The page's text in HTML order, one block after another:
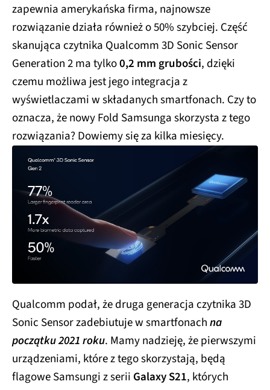
zapewnia amerykańska firma, najnowsze
rozwiązanie działa również o 50% szybciej. Część
skanująca czytnika Qualcomm 3D Sonic Sensor
Generation 2 ma tylko0,2 mm grubości, dzięki
czemu możliwa jest jego integracja z
wyświetlaczami w składanych smartfonach. Czy to
oznacza, że nowy Fold Samsunga skorzysta z tego
rozwiązania? Dowiemy się za kilka miesięcy.
Qualcomm podał, że druga generacja czytnika 3D
Sonic Sensor zadebiutuje w smartfonachna
początku 2021 roku. Mamy nadzieję, że pierwszymi
urządzeniami, które z tego skorzystają, będą
flagowe Samsungi z serii Galaxy S21, których